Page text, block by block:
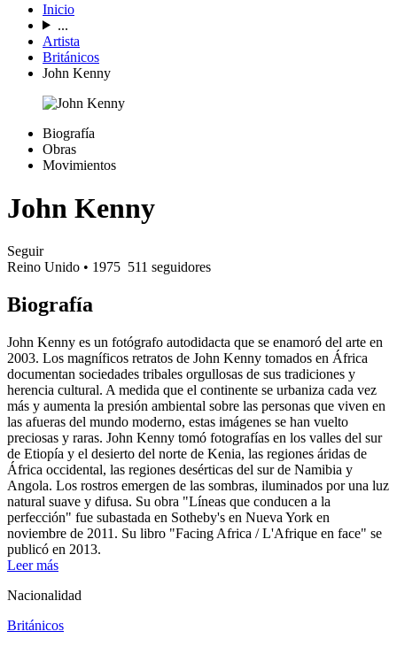
Inicio
...
Artista
Británicos
John Kenny
Biografía
Obras
Movimientos
John Kenny
Seguir
Reino Unido • 1975 511 seguidores
Biografía
John Kenny es un fotógrafo autodidacta que se enamoró del arte en
2003. Los magníficos retratos de John Kenny tomados en África
documentan sociedades tribales orgullosas de sus tradiciones y
herencia cultural. A medida que el continente se urbaniza cada vez
más y aumenta la presión ambiental sobre las personas que viven en
las afueras del mundo moderno, estas imágenes se han vuelto
preciosas y raras. John Kenny tomó fotografías en los valles del sur
de Etiopía y el desierto del norte de Kenia, las regiones áridas de
África occidental, las regiones desérticas del sur de Namibia y
Angola. Los rostros emergen de las sombras, iluminados por una luz
natural suave y difusa. Su obra "Líneas que conducen a la
perfección" fue subastada en Sotheby's en Nueva York en
noviembre de 2011. Su libro "Facing Africa / L'Afrique en face" se
publicó en 2013.
Leer más
Nacionalidad
Británicos